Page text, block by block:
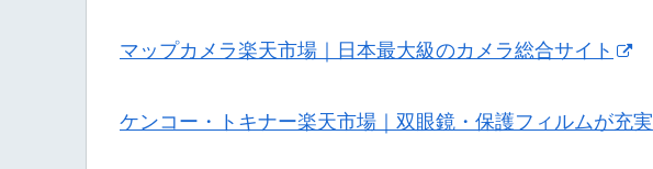
マップカメラ楽天市場｜日本最大級のカメラ総合サイト
ケンコー・トキナー楽天市場｜双眼鏡・保護フィルムが充実